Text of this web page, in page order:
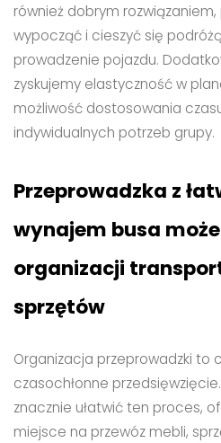
również dobrym
wypocząć i cieszyć się
prowadzenie pojazdu.
zyskujemy elastyczność w
możliwość dostosowania
indywidualnych potrzeb grupy.
Przeprowadzka z
wynajem busa
organizacji
sprzętów
Organizacja przeprowadzki to
czasochłonne
znacznie ułatwić ten proces,
miejsce na przewóz mebli,